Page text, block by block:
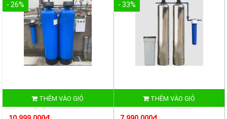
- 26%
THÊM VÀO GIỎ
- 33%
THÊM VÀO GIỎ